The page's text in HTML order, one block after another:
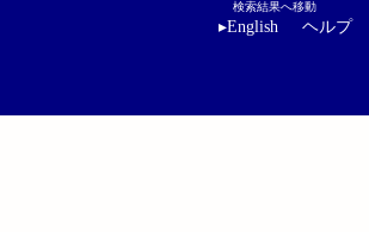
検索結果へ移動
▸English ヘルプ